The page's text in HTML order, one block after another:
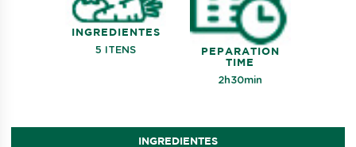
INGREDIENTES
5 ITENS
PEPARATION
TIME
2h30min
INGREDIENTES